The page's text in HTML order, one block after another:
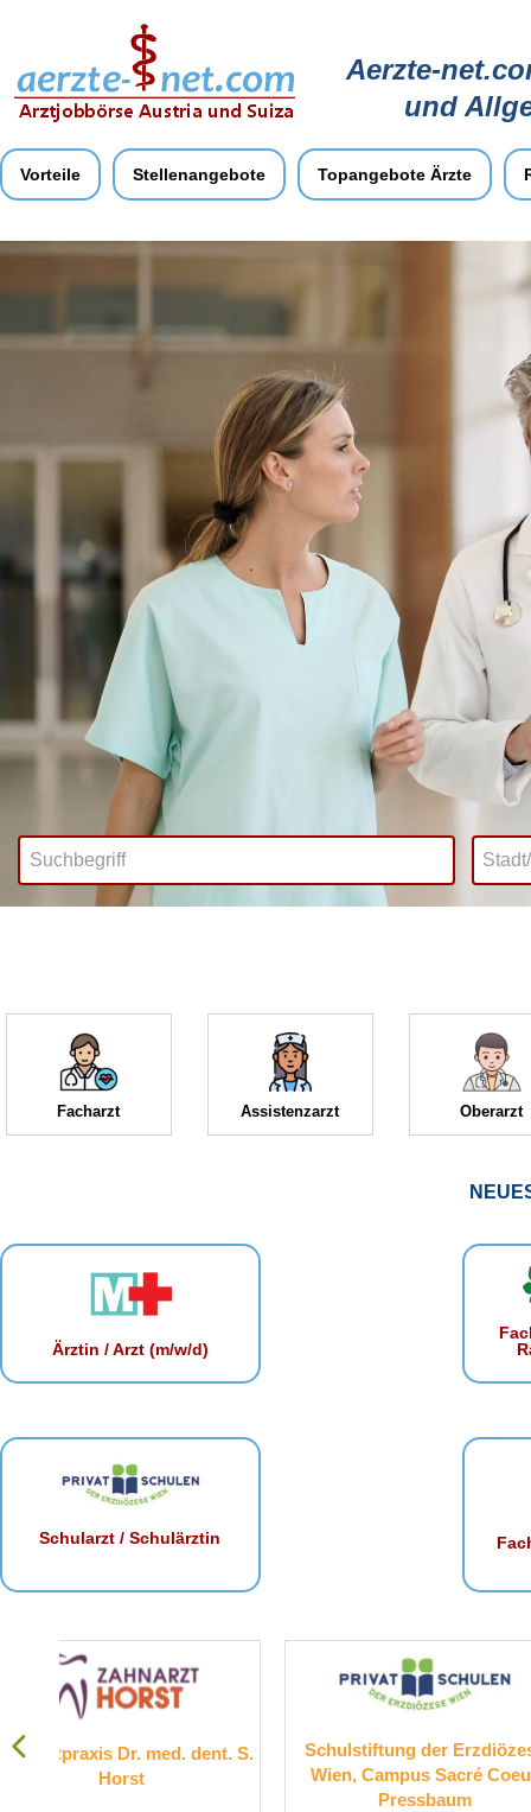
Aerzte-
und
Vorteile Stellenangebote Topangebote Ärzte
Facharzt Assistenzarzt Oberarzt
Ärztin / Arzt (m/w/d)
Schularzt / Schulärztin
S.
Schulstiftung der Erzdiözese
Wien, Campus Sacré Coeur
Suchthilfe